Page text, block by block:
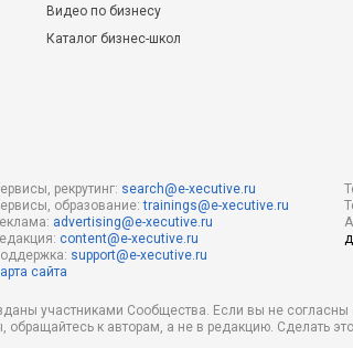
Видео по бизнесу
Каталог бизнес-школ
рекрутинг: search@e-xecutive.ru
образование:trainings@e-xecutive.ru
advertising@e-xecutive.ru
content@e-xecutive.ru
support@e-xecutive.ru
сайта
участниками Сообщества. Если вы не
обращайтесь к авторам, а не в редакцию. Сделать